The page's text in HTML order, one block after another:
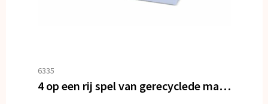
6335
4 op een rij spel van gerecyclede materialen